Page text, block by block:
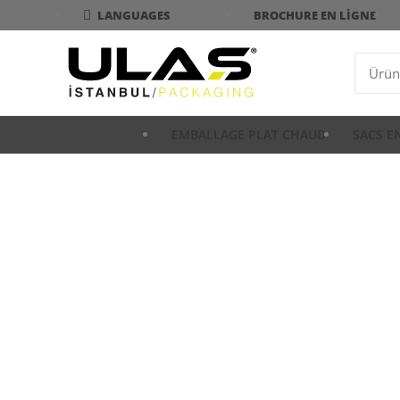
LANGUAGES BROCHURE EN LIGNE
EMBALLAGE PLAT CHAUD SACS